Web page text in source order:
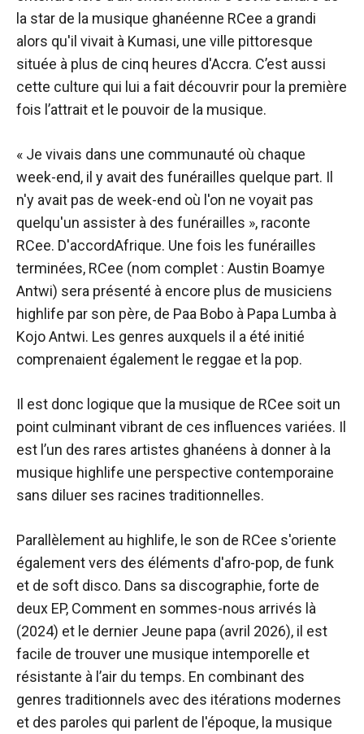
la star de la musique ghanéenne RCee a grandi
alors qu'il vivait à Kumasi, une ville pittoresque
située à plus de cinq heures d'Accra. C’est aussi
cette culture qui lui a fait découvrir pour la première
fois l’attrait et le pouvoir de la musique.
« Je vivais dans une communauté où chaque
week-end, il y avait des funérailles quelque part. Il
n'y avait pas de week-end où l'on ne voyait pas
quelqu'un assister à des funérailles », raconte
RCee. D'accordAfrique. Une fois les funérailles
terminées, RCee (nom complet : Austin Boamye
Antwi) sera présenté à encore plus de musiciens
highlife par son père, de Paa Bobo à Papa Lumba à
Kojo Antwi. Les genres auxquels il a été initié
comprenaient également le reggae et la pop.
Il est donc logique que la musique de RCee soit un
point culminant vibrant de ces influences variées. Il
est l’un des rares artistes ghanéens à donner à la
musique highlife une perspective contemporaine
sans diluer ses racines traditionnelles.
Parallèlement au highlife, le son de RCee s'oriente
également vers des éléments d'afro-pop, de funk
et de soft disco. Dans sa discographie, forte de
deux EP, Comment en sommes-nous arrivés là
(2024) et le dernier Jeune papa (avril 2026), il est
facile de trouver une musique intemporelle et
résistante à l’air du temps. En combinant des
genres traditionnels avec des itérations modernes
et des paroles qui parlent de l'époque, la musique